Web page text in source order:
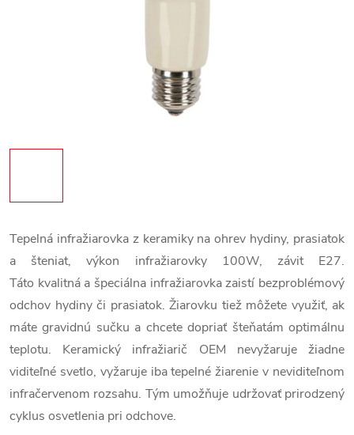
Tepelná infražiarovka z keramiky na ohrev hydiny, prasiatok
a šteniat, výkon infražiarovky 100W, závit E27.
Táto kvalitná a špeciálna infražiarovka zaistí bezproblémový
odchov hydiny či prasiatok. Žiarovku tiež môžete využiť, ak
máte gravidnú sučku a chcete dopriať šteňatám optimálnu
teplotu. Keramický infražiarič OEM nevyžaruje žiadne
viditeľné svetlo, vyžaruje iba tepelné žiarenie v neviditeľnom
infračervenom rozsahu. Tým umožňuje udržovať prirodzený
cyklus osvetlenia pri odchove.